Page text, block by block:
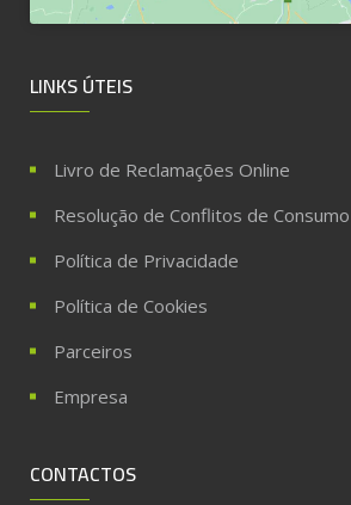
LINKS ÚTEIS
Livro de Reclamações Online
Resolução de Conflitos de Consumo
Política de Privacidade
Política de Cookies
Parceiros
Empresa
CONTACTOS